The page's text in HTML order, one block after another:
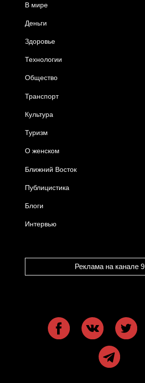
В мире
Деньги
Здоровье
Технологии
Общество
Транспорт
Культура
Туризм
О женском
Ближний Восток
Публицистика
Блоги
Интервью
Реклама на канале 9